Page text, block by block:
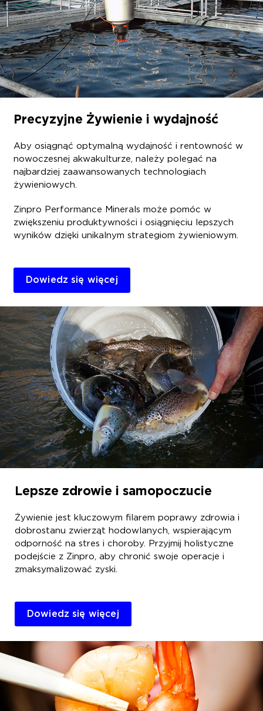
Precyzyjne Żywienie i wydajność
Aby osiągnąć optymalną wydajność i rentowność w
nowoczesnej akwakulturze, należy polegać na
najbardziej zaawansowanych technologiach
żywieniowych.
Zinpro Performance Minerals może pomóc w
zwiększeniu produktywności i osiągnięciu lepszych
wyników dzięki unikalnym strategiom żywieniowym.
Dowiedz się więcej
Lepsze zdrowie i samopoczucie
Żywienie jest kluczowym filarem poprawy zdrowia i
dobrostanu zwierząt hodowlanych, wspierającym
odporność na stres i choroby. Przyjmij holistyczne
podejście z Zinpro, aby chronić swoje operacje i
zmaksymalizować zyski.
Dowiedz się więcej